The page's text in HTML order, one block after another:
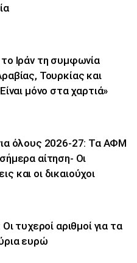
Ιράν τη συμφωνία
Τουρκίας και
μόνο στα χαρτιά»
όλους 2026-27: Τα ΑΦΜ
αίτηση- Οι
και οι δικαιούχοι
τυχεροί αριθμοί για τα
ευρώ